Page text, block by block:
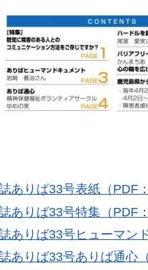
ありば33号表紙（PDF
ありば33号特集（PDF
ありば33号ヒューマン
ありば33号ありば通心